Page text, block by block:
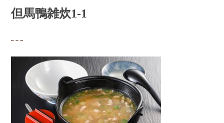
但馬鴨雑炊1-1